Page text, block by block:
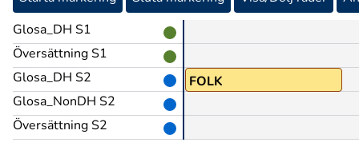
Glosa_DH S1
Översättning S1
Glosa_DH S2
Glosa_NonDH S2
Översättning S2
FOLK